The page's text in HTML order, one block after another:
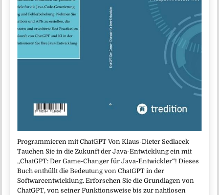
Programmieren mit ChatGPT Von Klaus-Dieter Sedlacek
Tauchen Sie in die Zukunft der Java-Entwicklung ein mit
„ChatGPT: Der Game-Changer für Java-Entwickler“! Dieses
Buch enthüllt die Bedeutung von ChatGPT in der
Softwareentwicklung. Erforschen Sie die Grundlagen von
ChatGPT, von seiner Funktionsweise bis zur nahtlosen